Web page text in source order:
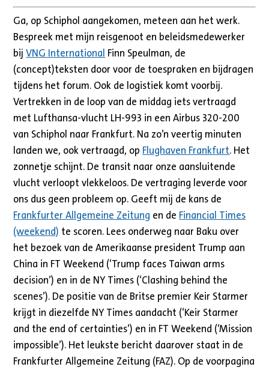
Ga, op Schiphol aangekomen, meteen aan het werk.
Bespreek met mijn reisgenoot en beleidsmedewerker
bijVNG International Finn Speulman, de
(concept)teksten door voor de toespraken en bijdragen
tijdens het forum. Ook de logistiek komt voorbij.
Vertrekken in de loop van de middag iets vertraagd
met Lufthansa-vlucht LH-993 in een Airbus 320-200
van Schiphol naar Frankfurt. Na zo’n veertig minuten
landen we, ook vertraagd, op Flughaven Frankfurt. Het
zonnetje schijnt. De transit naar onze aansluitende
vlucht verloopt vlekkeloos. De vertraging leverde voor
ons dus geen probleem op. Geeft mij de kans de
Frankfurter Allgemeine Zeitung en de Financial Times
(weekend) te scoren. Lees onderweg naar Baku over
het bezoek van de Amerikaanse president Trump aan
China in FT Weekend (‘Trump faces Taiwan arms
decision’) en in de NY Times (‘Clashing behind the
scenes’). De positie van de Britse premier Keir Starmer
krijgt in diezelfde NY Times aandacht (‘Keir Starmer
and the end of certainties’) en in FT Weekend (‘Mission
impossible’). Het leukste bericht daarover staat in de
Frankfurter Allgemeine Zeitung (FAZ). Op de voorpagina